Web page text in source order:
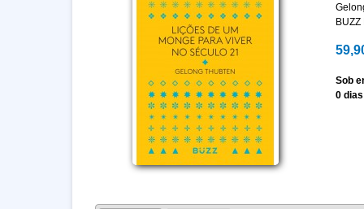
BUZZ
Sob
0 dias